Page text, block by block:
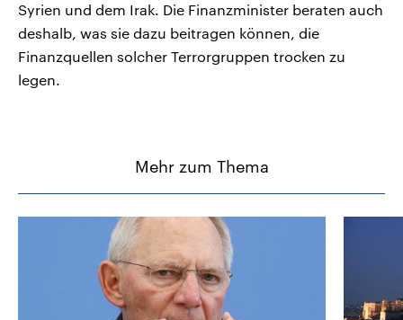
Syrien und dem Irak. Die Finanzminister beraten auch
deshalb, was sie dazu beitragen können, die
Finanzquellen solcher Terrorgruppen trocken zu
legen.
Mehr zum Thema